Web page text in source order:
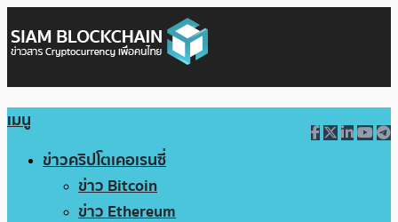
เมนู
ข่าวคริปโตเคอเรนซี่
ข่าว Bitcoin
ข่าว Ethereum